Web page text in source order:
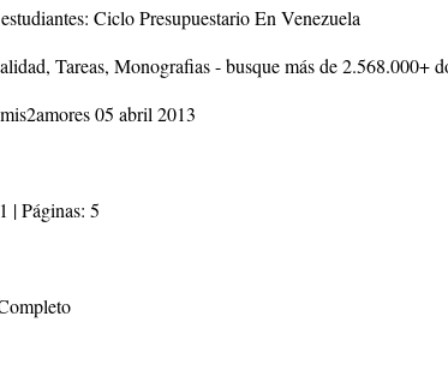
Ciclo Presupuestario En Venezuela
Tareas, Monografias - busque más de 2.568.000+
05 abril 2013
| Páginas: 5